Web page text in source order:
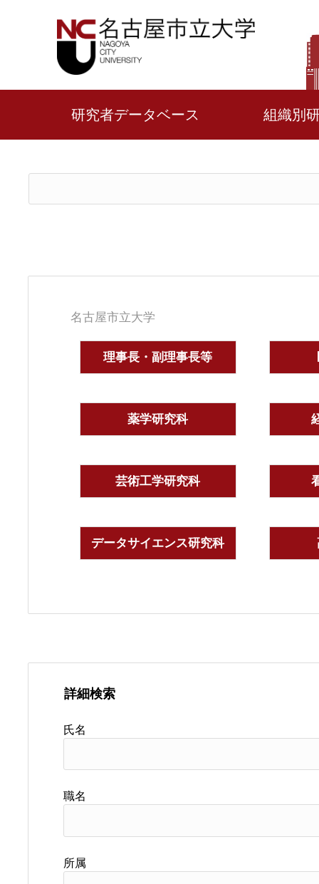
研究者データベース 組織別
名古屋市立大学
理事長・副理事長等
薬学研究科
芸術工学研究科
データサイエンス研究科
詳細検索
氏名
職名
所属